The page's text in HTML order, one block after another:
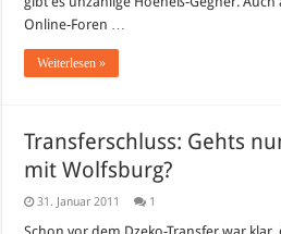
Online-Foren …
Weiterlesen »
Transferschluss: Gehts
mit Wolfsburg?
31. Januar 2011 1